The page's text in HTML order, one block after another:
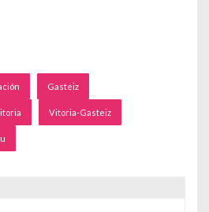
Gasteiz
Vitoria-Gasteiz